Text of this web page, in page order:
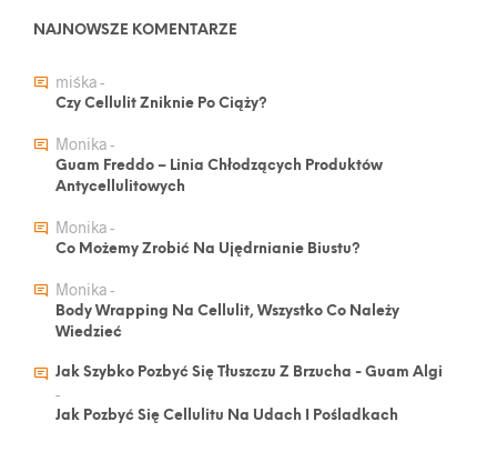
NAJNOWSZE KOMENTARZE
miśka-
Czy Cellulit Zniknie Po Ciąży?
Monika-
Guam Freddo – Linia Chłodzących Produktów
Antycellulitowych
Monika-
Co Możemy Zrobić Na Ujędrnianie Biustu?
Monika-
Body Wrapping Na Cellulit, Wszystko Co Należy
Wiedzieć
Jak Szybko Pozbyć Się Tłuszczu Z Brzucha - Guam Algi
-
Jak Pozbyć Się Cellulitu Na Udach I Pośladkach